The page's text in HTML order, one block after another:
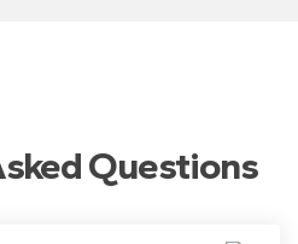
Questions